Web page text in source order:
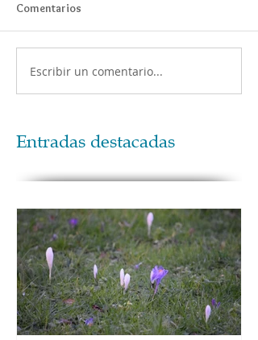
Comentarios
Escribir un comentario...
Entradas destacadas